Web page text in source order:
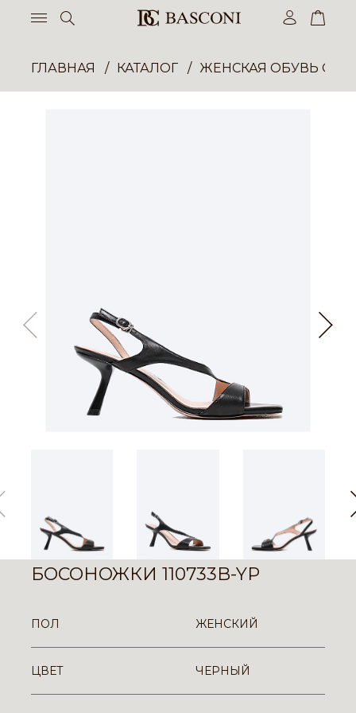
ГЛАВНАЯ КАТАЛОГ ЖЕНСКАЯ ОБУВЬ
БОСОНОЖКИ 110733B-YP
ПОЛ ЖЕНСКИЙ
ЦВЕТ ЧЕРНЫЙ